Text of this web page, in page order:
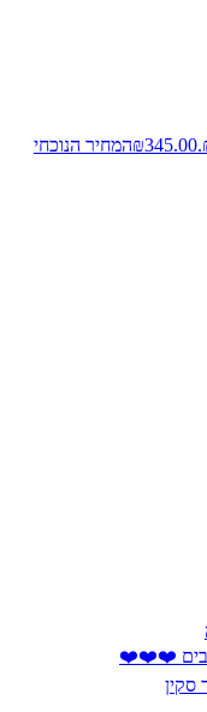
₪345.00
המחיר הנוכחי
❤️❤️❤️
סקין